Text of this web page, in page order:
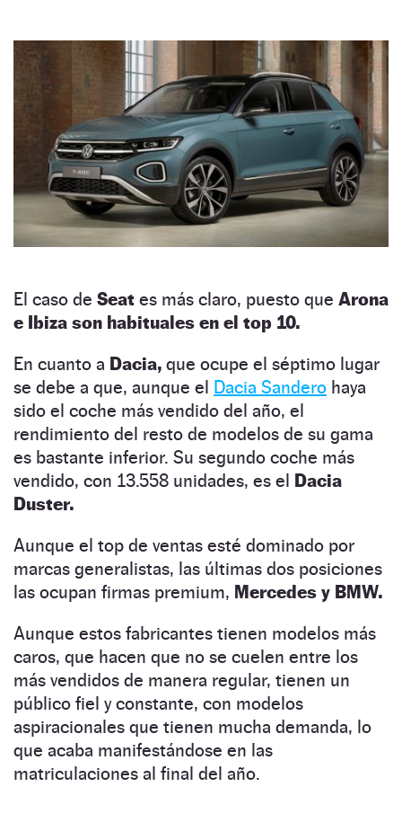
El caso de Seat es más claro, puesto que Arona
e Ibiza son habituales en el top 10.
En cuanto a Dacia, que ocupe el séptimo lugar
se debe a que, aunque el Dacia Sandero haya
sido el coche más vendido del año, el
rendimiento del resto de modelos de su gama
es bastante inferior. Su segundo coche más
vendido, con 13.558 unidades, es el Dacia
Duster.
Aunque el top de ventas esté dominado por
marcas generalistas, las últimas dos posiciones
las ocupan firmas premium, Mercedes y BMW.
Aunque estos fabricantes tienen modelos más
caros, que hacen que no se cuelen entre los
más vendidos de manera regular, tienen un
público fiel y constante, con modelos
aspiracionales que tienen mucha demanda, lo
que acaba manifestándose en las
matriculaciones al final del año.